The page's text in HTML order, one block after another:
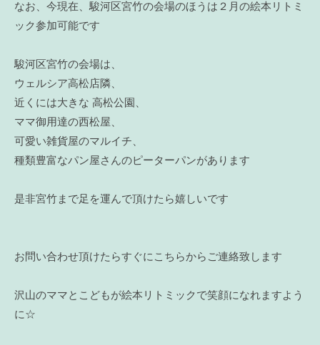
なお、今現在、駿河区宮竹の会場のほうは２月の絵本リトミ
ック参加可能です
駿河区宮竹の会場は、
ウェルシア高松店隣、
近くには大きな 高松公園、
ママ御用達の西松屋、
可愛い雑貨屋のマルイチ、
種類豊富なパン屋さんのピーターパンがあります
是非宮竹まで足を運んで頂けたら嬉しいです
お問い合わせ頂けたらすぐにこちらからご連絡致します
沢山のママとこどもが絵本リトミックで笑顔になれますよう
に☆